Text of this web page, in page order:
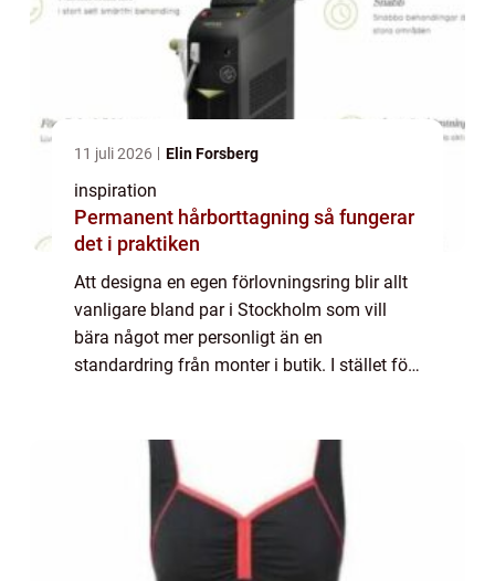
11 juli 2026 Elin Forsberg
inspiration
Permanent hårborttagning så fungerar
det i praktiken
Att designa en egen förlovningsring blir allt
vanligare bland par i Stockholm som vill
bära något mer personligt än en
standardring från monter i butik. I stället för